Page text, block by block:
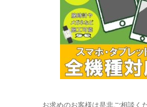
お求めのお客様は是非ご相談く